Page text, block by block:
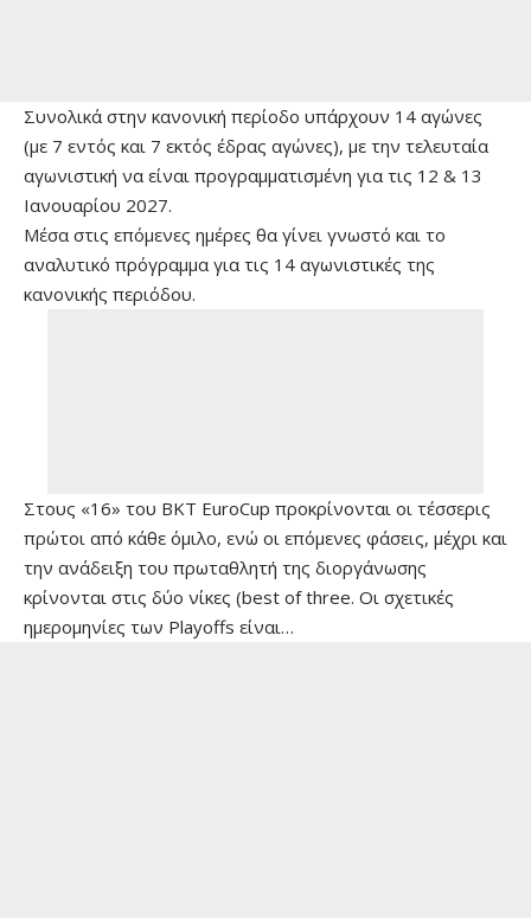
Συνολικά στην κανονική περίοδο υπάρχουν 14 αγώνες
(με 7 εντός και 7 εκτός έδρας αγώνες), με την τελευταία
αγωνιστική να είναι προγραμματισμένη για τις 12 & 13
Ιανουαρίου 2027.
Μέσα στις επόμενες ημέρες θα γίνει γνωστό και το
αναλυτικό πρόγραμμα για τις 14 αγωνιστικές της
κανονικής περιόδου.
Στους «16» του BKT EuroCup προκρίνονται οι τέσσερις
πρώτοι από κάθε όμιλο, ενώ οι επόμενες φάσεις, μέχρι και
την ανάδειξη του πρωταθλητή της διοργάνωσης
κρίνονται στις δύο νίκες (best of three. Οι σχετικές
ημερομηνίες των Playoffs είναι…